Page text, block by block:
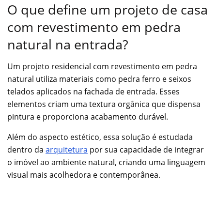
O que define um projeto de casa
com revestimento em pedra
natural na entrada?
Um projeto residencial com revestimento em pedra
natural utiliza materiais como pedra ferro e seixos
telados aplicados na fachada de entrada. Esses
elementos criam uma textura orgânica que dispensa
pintura e proporciona acabamento durável.
Além do aspecto estético, essa solução é estudada
dentro da arquitetura por sua capacidade de integrar
o imóvel ao ambiente natural, criando uma linguagem
visual mais acolhedora e contemporânea.